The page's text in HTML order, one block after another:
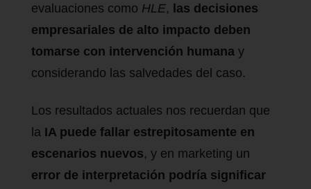
evaluaciones como HLE, las decisiones
empresariales de alto impacto deben
tomarse con intervención humana y
considerando las salvedades del caso.
Los resultados actuales nos recuerdan que
la IA puede fallar estrepitosamente en
escenarios nuevos, y en marketing un
error de interpretación podría significar